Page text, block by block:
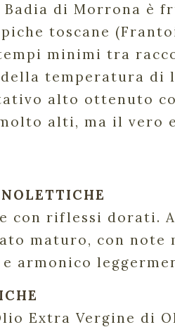
Badia di Morrona è
toscane
minimi tra
temperatura di
alto ottenuto
alti, ma il vero
con riflessi dorati.
maturo, con note
armonico
Extra Vergine di